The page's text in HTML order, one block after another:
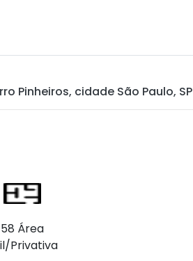
Pinheiros, cidade São Paulo, SP
58 Área
Privativa